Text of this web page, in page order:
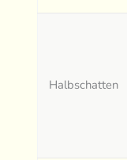
Halbschatten